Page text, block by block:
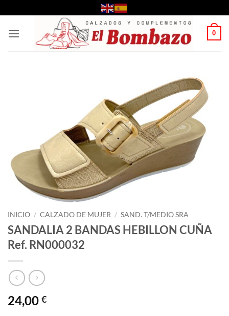
al
contenido
0
INICIO / CALZADO DE MUJER / SAND. T/MEDIO SRA
SANDALIA 2 BANDAS HEBILLON CUÑA
Ref. RN000032
24,00 €